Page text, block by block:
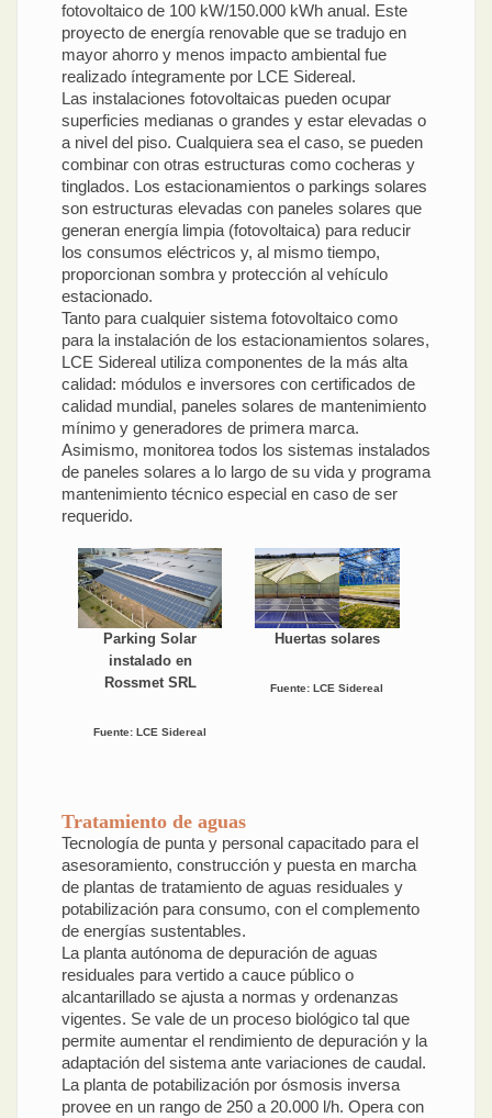
fotovoltaico de 100 kW/150.000 kWh anual. Este
proyecto de energía renovable que se tradujo en
mayor ahorro y menos impacto ambiental fue
realizado íntegramente por LCE Sidereal.
Las instalaciones fotovoltaicas pueden ocupar
superficies medianas o grandes y estar elevadas o
a nivel del piso. Cualquiera sea el caso, se pueden
combinar con otras estructuras como cocheras y
tinglados. Los estacionamientos o parkings solares
son estructuras elevadas con paneles solares que
generan energía limpia (fotovoltaica) para reducir
los consumos eléctricos y, al mismo tiempo,
proporcionan sombra y protección al vehículo
estacionado.
Tanto para cualquier sistema fotovoltaico como
para la instalación de los estacionamientos solares,
LCE Sidereal utiliza componentes de la más alta
calidad: módulos e inversores con certificados de
calidad mundial, paneles solares de mantenimiento
mínimo y generadores de primera marca.
Asimismo, monitorea todos los sistemas instalados
de paneles solares a lo largo de su vida y programa
mantenimiento técnico especial en caso de ser
requerido.
Parking Solar
instalado en
Rossmet SRL
Fuente: LCE Sidereal
Huertas solares
Fuente: LCE Sidereal
Tratamiento de aguas
Tecnología de punta y personal capacitado para el
asesoramiento, construcción y puesta en marcha
de plantas de tratamiento de aguas residuales y
potabilización para consumo, con el complemento
de energías sustentables.
La planta autónoma de depuración de aguas
residuales para vertido a cauce público o
alcantarillado se ajusta a normas y ordenanzas
vigentes. Se vale de un proceso biológico tal que
permite aumentar el rendimiento de depuración y la
adaptación del sistema ante variaciones de caudal.
La planta de potabilización por ósmosis inversa
provee en un rango de 250 a 20.000 l/h. Opera con